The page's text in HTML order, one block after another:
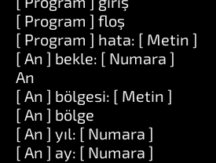
[ Program ] floş
[ Program ] hata: [ Metin ]
[ An ] bekle: [ Numara ]
An
[ An ] bölgesi: [ Metin ]
[ An ] bölge
[ An ] yıl: [ Numara ]
[ An ] ay: [ Numara ]